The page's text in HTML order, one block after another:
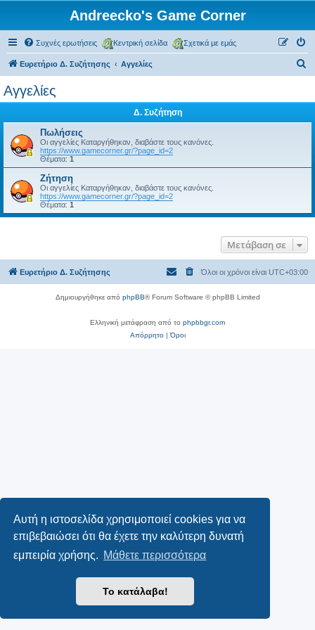
Αυτή η ιστοσελίδα χρησιμοποιεί cookies για να
επιβεβαιώσει ότι θα έχετε την καλύτερη δυνατή
εμπειρία χρήσης. Μάθετε περισσότερα
Το κατάλαβα!
Andreecko's Game Corner
Συχνές ερωτήσεις Κεντρική σελίδα Σχετικά με εμάς
Ευρετήριο Δ. Συζήτησης Αγγελίες
Αγγελίες
Δ. Συζήτηση
Πωλήσεις
Οι αγγελίες Καταργήθηκαν, διαβάστε τους κανόνες.
https://www.gamecorner.gr/?page_id=2
Θέματα: 1
Ζήτηση
Οι αγγελίες Καταργήθηκαν, διαβάστε τους κανόνες.
https://www.gamecorner.gr/?page_id=2
Θέματα: 1
Μετάβαση σε
Ευρετήριο Δ. Συζήτησης Όλοι οι χρόνοι είναι UTC+03:00
Δημιουργήθηκε από phpBB® Forum Software © phpBB Limited
Ελληνική μετάφραση από το phpbbgr.com
Απόρρητο|Όροι